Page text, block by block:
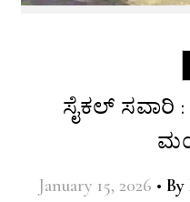
ಸೈಕಲ್ ಸವಾರಿ :
January 15, 2026 • By